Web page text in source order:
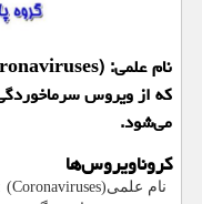
كه از ویروس
می‌شود.
کروناویروس‌ها
نام علمی(Coronaviruses)